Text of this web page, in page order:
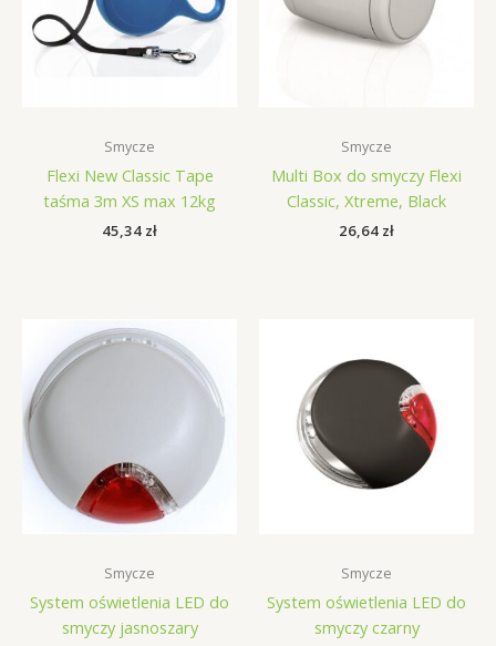
Smycze
Flexi New Classic Tape
taśma 3m XS max 12kg
45,34 zł
Smycze
Multi Box do smyczy Flexi
Classic, Xtreme, Black
26,64 zł
Smycze
System oświetlenia LED do
smyczy jasnoszary
Smycze
System oświetlenia LED do
smyczy czarny